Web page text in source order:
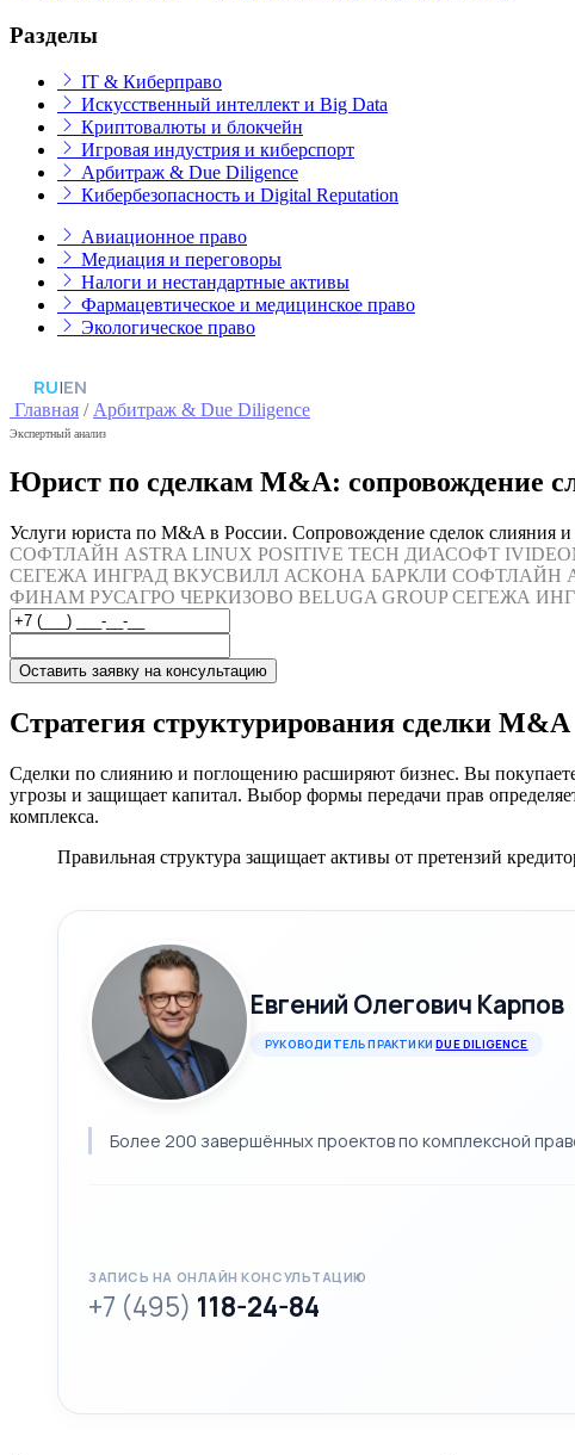
Разделы
IT & Киберправо
Искусственный интеллект и Big Data
Криптовалюты и блокчейн
Игровая индустрия и киберспорт
Арбитраж & Due Diligence
Кибербезопасность и Digital Reputation
Авиационное право
Медиация и переговоры
Налоги и нестандартные активы
Фармацевтическое и медицинское право
Экологическое право
RU|EN
Главная /Арбитраж & Due Diligence
Экспертный анализ
Юрист по сделкам M&A: сопровождение
Услуги юриста по M&A в России. Сопровождение сделок слияния
СОФТЛАЙН ASTRA LINUX POSITIVE TECH ДИАСОФТ
СЕГЕЖА ИНГРАД ВКУСВИЛЛ АСКОНА БАРКЛИ СОФТЛАЙН
ФИНАМ РУСАГРО ЧЕРКИЗОВО BELUGA GROUP СЕГЕЖА
Оставить заявку на консультацию
Стратегия структурирования сделки M&A
Сделки по слиянию и поглощению расширяют бизнес. Вы
угрозы и защищает капитал. Выбор формы передачи прав
комплекса.
Правильная структура защищает активы от претензий
Евгений Олегович Карпов
РУКОВОДИТЕЛЬ ПРАКТИКИDUE DILIGENCE
Более 200 завершённых проектов по комплексной
ЗАПИСЬ НА ОНЛАЙН КОНСУЛЬТАЦИЮ
+7 (495) 118-24-84